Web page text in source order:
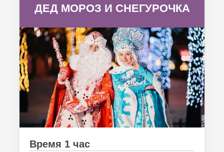
ДЕД МОРОЗ И СНЕГУРОЧКА
Время 1 час